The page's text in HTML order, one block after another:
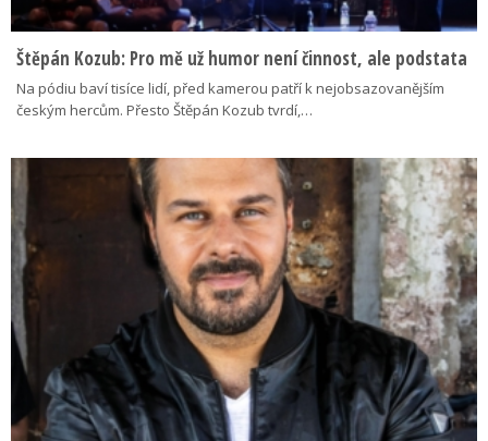
Štěpán Kozub: Pro mě už humor není činnost, ale podstata
Na pódiu baví tisíce lidí, před kamerou patří k nejobsazovanějším
českým hercům. Přesto Štěpán Kozub tvrdí,…